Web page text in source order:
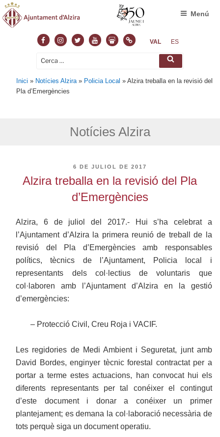
FacebookInstagram
TwitterYoutubeSlideshare
NormasVAL ES
Cerca: Cerca
Menú
Inici » Notícies Alzira » Policia Local »Alzira treballa en la revisió del
Pla d’Emergències
Notícies Alzira
PUBLICAT
6 DE JULIOL DE 2017
Alzira treballa en la revisió del Pla
d’Emergències
Alzira, 6 de juliol del 2017.- Hui s’ha celebrat a
l’Ajuntament d’Alzira la primera reunió de treball de la
revisió del Pla d’Emergències amb responsables
polítics, tècnics de l’Ajuntament, Policia local i
representants dels col·lectius de voluntaris que
col·laboren amb l’Ajuntament d’Alzira en la gestió
d’emergències:
– Protecció Civil, Creu Roja i VACIF.
Les regidories de Medi Ambient i Seguretat, junt amb
David Bordes, enginyer tècnic forestal contractat per a
portar a terme estes actuacions, han convocat hui els
diferents representants per tal conéixer el contingut
d’este document i donar a conéixer un primer
plantejament; es demana la col·laboració necessària de
tots perquè siga un document operatiu.